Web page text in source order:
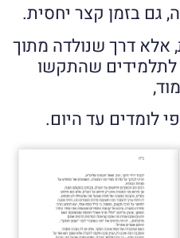
גם בזמן קצר יחסית.
אלא דרך שנולדה מתוך
שהתקשו
לומדים עד היום.